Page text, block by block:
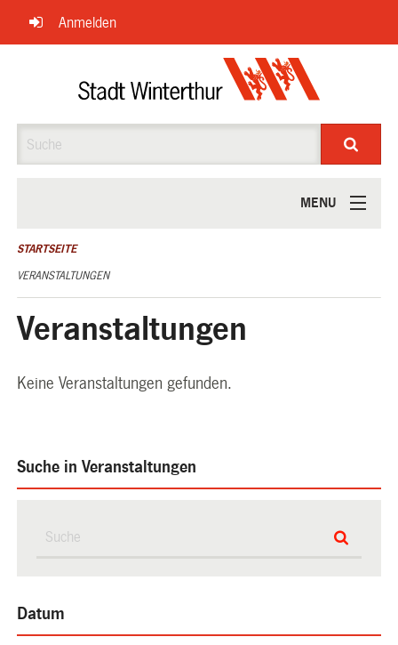
Navigation
überspringen
Anmelden
MENU
ÜBER UNS
STARTSEITE
VERANSTALTUNGEN
Veranstaltungen
Keine Veranstaltungen gefunden.
Suche in Veranstaltungen
Datum